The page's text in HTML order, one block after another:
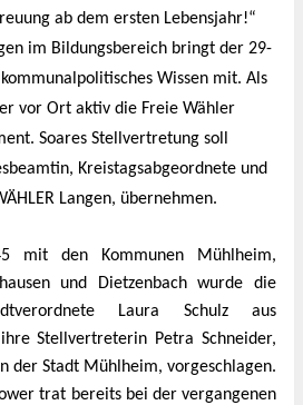
ab dem ersten Lebensjahr!“
im Bildungsbereich bringt der 29-
Wissen mit. Als
vor Ort aktiv die Freie Wähler
Soares Stellvertretung soll
Kreistagsabgeordnete und
Langen, übernehmen.
mit den Kommunen Mühlheim,
und Dietzenbach wurde die
Laura Schulz aus
Stellvertreterin Petra Schneider,
der Stadt Mühlheim, vorgeschlagen.
trat bereits bei der vergangenen